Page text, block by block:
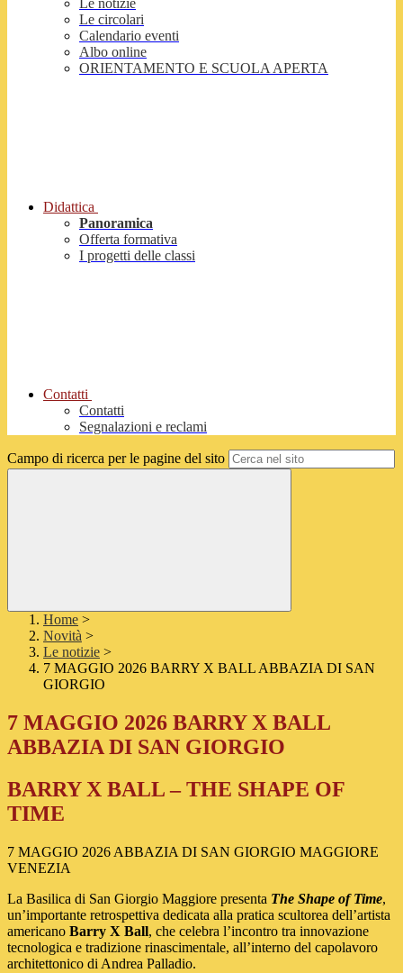
Le notizie
Le circolari
Calendario eventi
Albo online
ORIENTAMENTO E SCUOLA APERTA
Didattica
Panoramica
Offerta formativa
I progetti delle classi
Contatti
Contatti
Segnalazioni e reclami
Campo di ricerca per le pagine del sito
Home >
Novità >
Le notizie >
7 MAGGIO 2026 BARRY X BALL ABBAZIA DI SAN
GIORGIO
7 MAGGIO 2026 BARRY X BALL
ABBAZIA DI SAN GIORGIO
BARRY X BALL – THE SHAPE OF
TIME
7 MAGGIO 2026 ABBAZIA DI SAN GIORGIO MAGGIORE
VENEZIA
La Basilica di San Giorgio Maggiore presenta The Shape of Time,
un’importante retrospettiva dedicata alla pratica scultorea dell’artista
americano Barry X Ball, che celebra l’incontro tra innovazione
tecnologica e tradizione rinascimentale, all’interno del capolavoro
architettonico di Andrea Palladio.